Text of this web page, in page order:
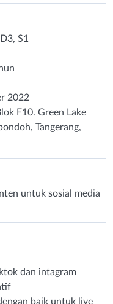
S1
2022
F10. Green Lake
Tangerang,
untuk sosial media
dan intagram
baik untuk live